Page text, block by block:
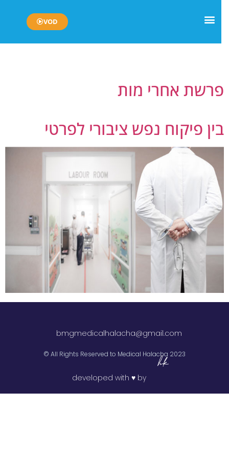
VOD
אחרי מות
פיקוח נפש ציבורי לפרטי
bmgmedicalhalacha@gmail.com
All Rights Reserved to Medical Halacha 2023 ©
developed with ♥ by